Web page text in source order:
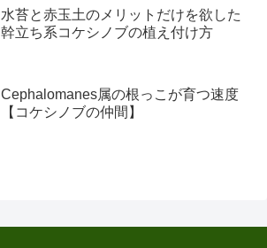
水苔と赤玉土のメリットだけを欲した
幹立ち系コケシノブの植え付け方
Cephalomanes属の根っこが育つ速度
【コケシノブの仲間】